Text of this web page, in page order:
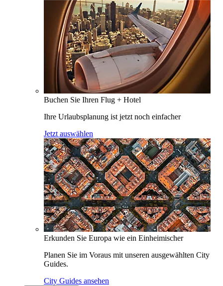
Buchen Sie Ihren Flug + Hotel
Ihre Urlaubsplanung ist jetzt noch einfacher
Jetzt auswählen
Erkunden Sie Europa wie ein Einheimischer
Planen Sie im Voraus mit unseren ausgewählten City
Guides.
City Guides ansehen